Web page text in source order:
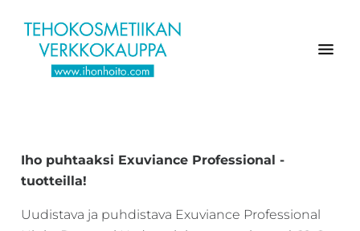
pääsisältöön
ensisijaiseen
sivupalkkiin
alatunnisteeseen
Kosmetiikan
verkkokauppa
-
tuotteet:
Exuviance,
Environ,
Iho puhtaaksi Exuviance Professional -
tuotteilla!
Uudistava ja puhdistava Exuviance Professional